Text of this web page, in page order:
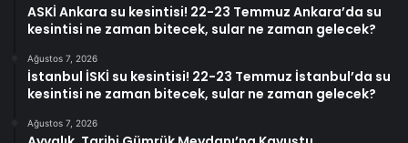
ASKİ Ankara su kesintisi! 22-23 Temmuz Ankara’da su
kesintisi ne zaman bitecek, sular ne zaman gelecek?
Ağustos 7, 2026
İstanbul İSKİ su kesintisi! 22-23 Temmuz İstanbul’da su
kesintisi ne zaman bitecek, sular ne zaman gelecek?
Ağustos 7, 2026